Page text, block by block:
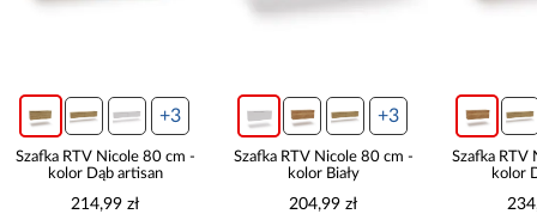
+3
Szafka RTV Nicole 80 cm -
kolor Dąb artisan
214,99 zł
+3
Szafka RTV Nicole 80 cm -
kolor Biały
204,99 zł
Szafka RTV
kolor